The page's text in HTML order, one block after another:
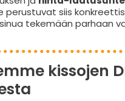
perustuvat siis
tekemään parhaan
kissojen